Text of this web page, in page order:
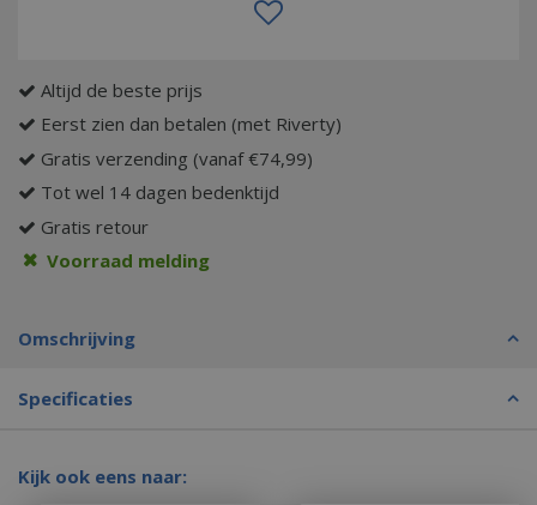
Altijd de beste prijs
Eerst zien dan betalen (met Riverty)
Gratis verzending (vanaf €74,99)
Tot wel 14 dagen bedenktijd
Gratis retour
Voorraad melding
Omschrijving
Specificaties
Kijk ook eens naar: